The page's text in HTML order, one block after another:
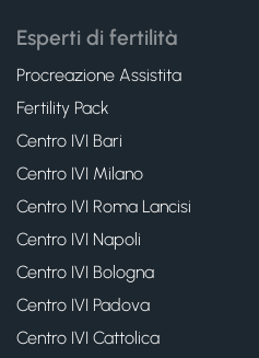
Esperti di fertilità
Procreazione Assistita
Fertility Pack
Centro IVI Bari
Centro IVI Milano
Centro IVI Roma Lancisi
Centro IVI Napoli
Centro IVI Bologna
Centro IVI Padova
Centro IVI Cattolica